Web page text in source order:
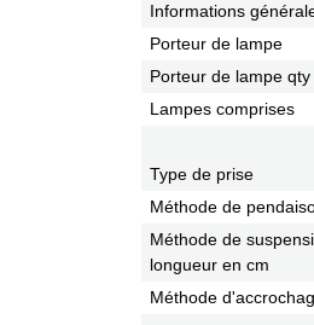
Informations
Porteur de lampe
Porteur de lampe qty
Lampes comprises
Type de prise
Méthode de
Méthode de
longueur en cm
Méthode